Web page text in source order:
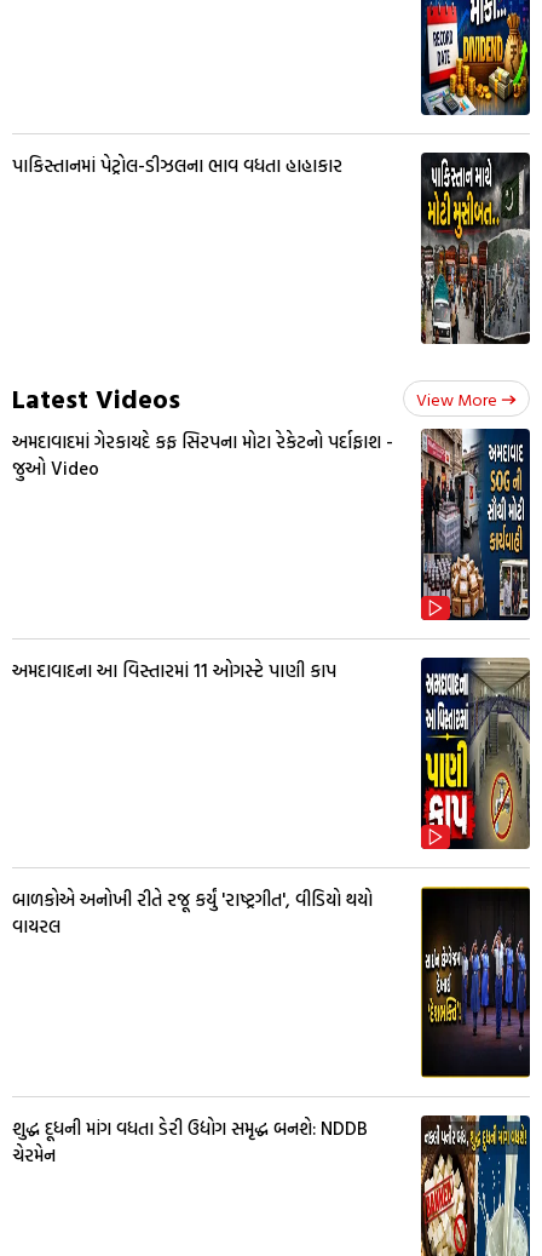
પાકિસ્તાનમાં પેટ્રોલ-ડીઝલના ભાવ વધતા હાહાકાર
Latest Videos View More
અમદાવાદમાં ગેરકાયદે કફ સિરપના મોટા રેકેટનો પર્દાફાશ -
જુઓ Video
અમદાવાદના આ વિસ્તારમાં 11 ઓગસ્ટે પાણી કાપ
બાળકોએ અનોખી રીતે રજૂ કર્યું 'રાષ્ટ્રગીત', વીડિયો થયો
વાયરલ
શુદ્ધ દૂધની માંગ વધતા ડેરી ઉદ્યોગ સમૃદ્ધ બનશે: NDDB
ચેરમેન